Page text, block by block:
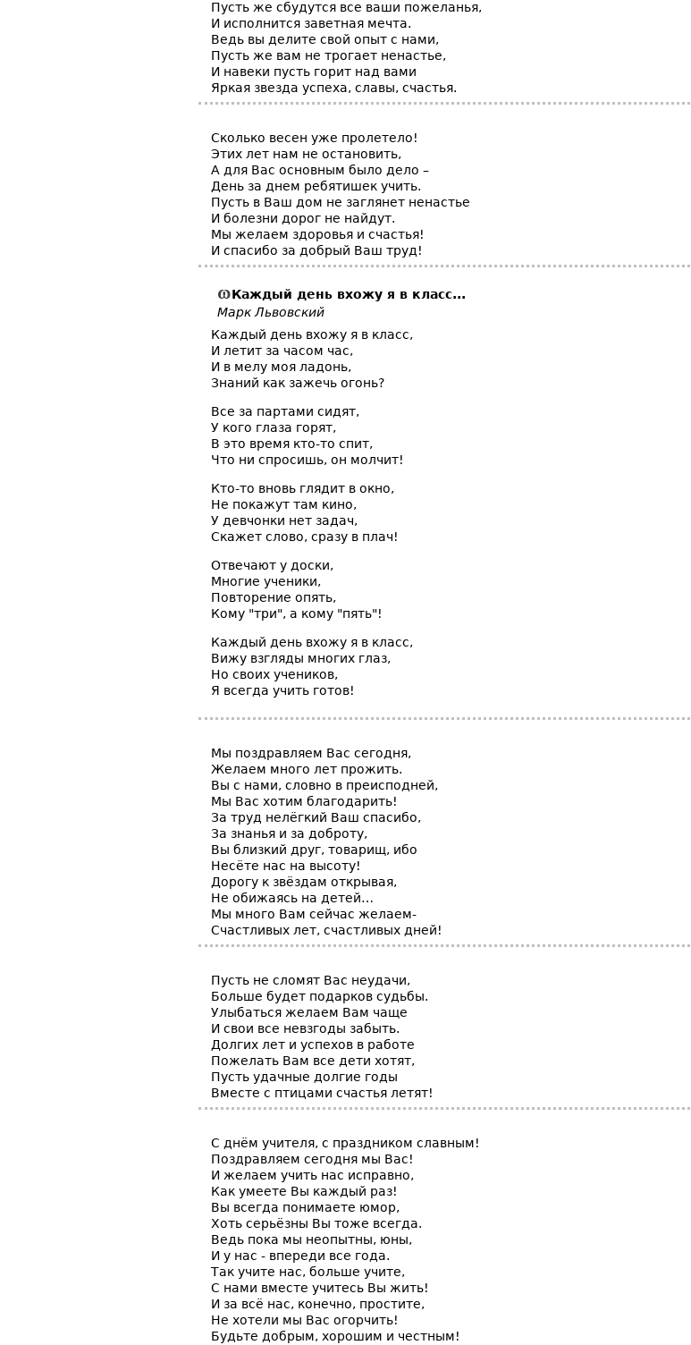
Пусть же сбудутся все ваши пожеланья,
И исполнится заветная мечта.
Ведь вы делите свой опыт с нами,
Пусть же вам не трогает ненастье,
И навеки пусть горит над вами
Яркая звезда успеха, славы, счастья.
Сколько весен уже пролетело!
Этих лет нам не остановить,
А для Вас основным было дело –
День за днем ребятишек учить.
Пусть в Ваш дом не заглянет ненастье
И болезни дорог не найдут.
Мы желаем здоровья и счастья!
И спасибо за добрый Ваш труд!
Каждый день вхожу я в класс...
Марк Львовский
Каждый день вхожу я в класс,
И летит за часом час,
И в мелу моя ладонь,
Знаний как зажечь огонь?
Все за партами сидят,
У кого глаза горят,
В это время кто-то спит,
Что ни спросишь, он молчит!
Кто-то вновь глядит в окно,
Не покажут там кино,
У девчонки нет задач,
Скажет слово, сразу в плач!
Отвечают у доски,
Многие ученики,
Повторение опять,
Кому "три", а кому "пять"!
Каждый день вхожу я в класс,
Вижу взгляды многих глаз,
Но своих учеников,
Я всегда учить готов!
Мы поздравляем Вас сегодня,
Желаем много лет прожить.
Вы с нами, словно в преисподней,
Мы Вас хотим благодарить!
За труд нелёгкий Ваш спасибо,
За знанья и за доброту,
Вы близкий друг, товарищ, ибо
Несёте нас на высоту!
Дорогу к звёздам открывая,
Не обижаясь на детей…
Мы много Вам сейчас желаем-
Счастливых лет, счастливых дней!
Пусть не сломят Вас неудачи,
Больше будет подарков судьбы.
Улыбаться желаем Вам чаще
И свои все невзгоды забыть.
Долгих лет и успехов в работе
Пожелать Вам все дети хотят,
Пусть удачные долгие годы
Вместе с птицами счастья летят!
С днём учителя, с праздником славным!
Поздравляем сегодня мы Вас!
И желаем учить нас исправно,
Как умеете Вы каждый раз!
Вы всегда понимаете юмор,
Хоть серьёзны Вы тоже всегда.
Ведь пока мы неопытны, юны,
И у нас - впереди все года.
Так учите нас, больше учите,
С нами вместе учитесь Вы жить!
И за всё нас, конечно, простите,
Не хотели мы Вас огорчить!
Будьте добрым, хорошим и честным!